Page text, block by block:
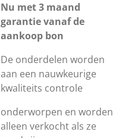
Nu met 3 maand
garantie vanaf de
aankoop bon
De onderdelen worden
aan een nauwkeurige
kwaliteits controle
onderworpen en worden
alleen verkocht als ze